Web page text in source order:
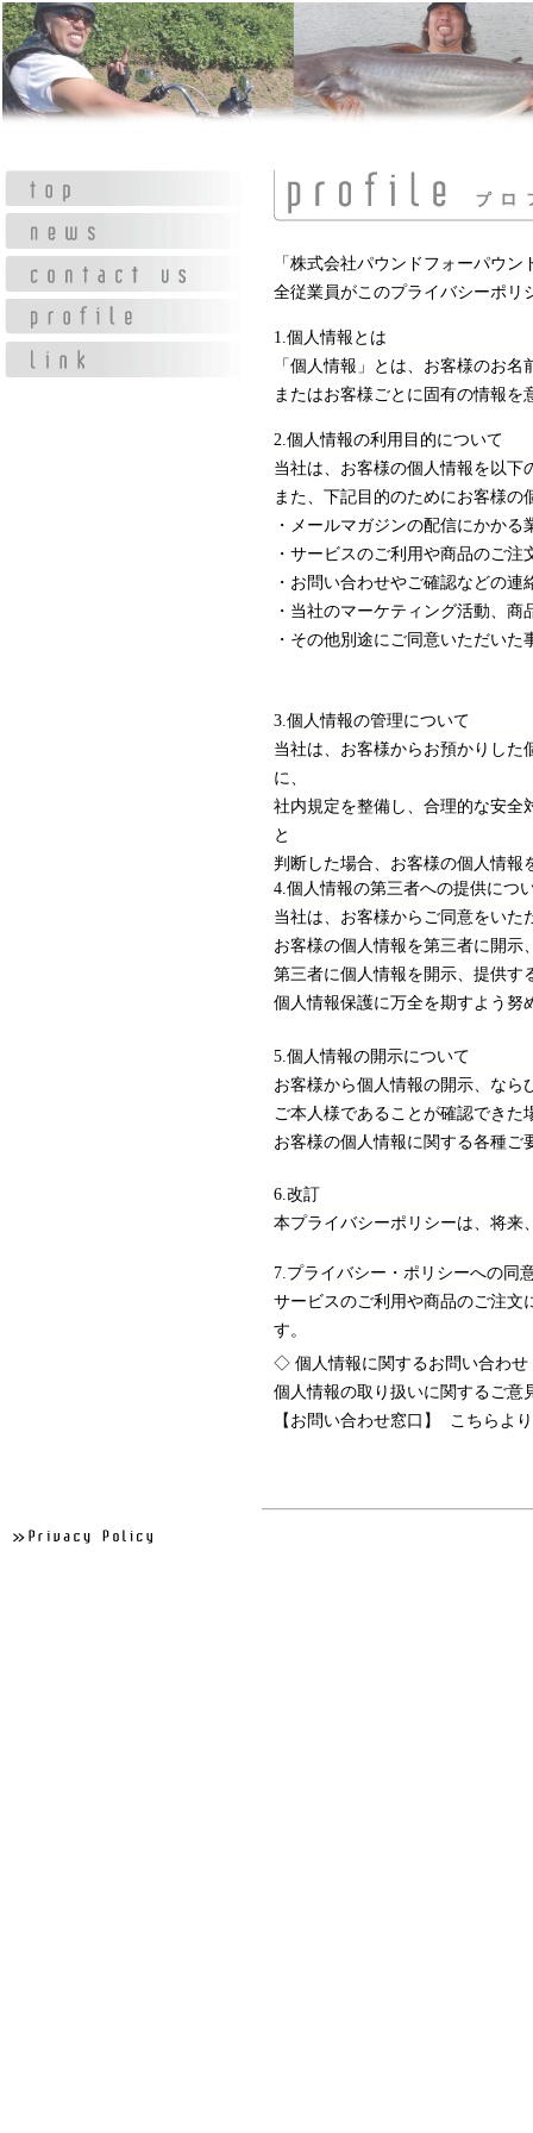
「株式会社パウンドフォーパウ
全従業員がこのプライバシーポリ
1.個人情報とは
「個人情報」とは、お客様のお
またはお客様ごとに固有の情報を
2.個人情報の利用目的について
当社は、お客様の個人情報を以下
また、下記目的のためにお客様
・メールマガジンの配信にかかる
・サービスのご利用や商品のご注
・お問い合わせやご確認などの連
・当社のマーケティング活動、商
・その他別途にご同意いただいた
3.個人情報の管理について
当社は、お客様からお預かりした
に、
社内規定を整備し、合理的な安全
と
判断した場合、お客様の個人情報
4.個人情報の第三者への提供につ
当社は、お客様からご同意をいた
お客様の個人情報を第三者に開示
第三者に個人情報を開示、提供す
個人情報保護に万全を期すよう努
5.個人情報の開示について
お客様から個人情報の開示、なら
ご本人様であることが確認できた
お客様の個人情報に関する各種ご
6.改訂
本プライバシーポリシーは、将来
7.プライバシー・ポリシーへの同
サービスのご利用や商品のご注文
す。
◇ 個人情報に関するお問い合わせ
個人情報の取り扱いに関するご意
【お問い合わせ窓口】 こちら よ